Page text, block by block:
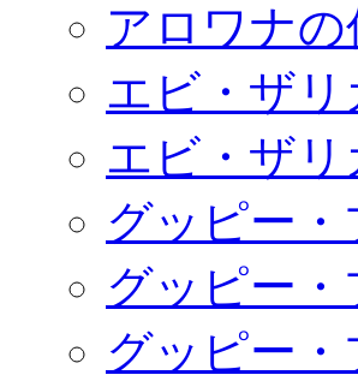
アロワナ
エビ・ザ
エビ・ザ
グッピー
グッピー
グッピー